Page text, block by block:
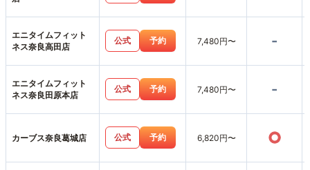
エニタイムフィット
ネス奈良高田店
公式 予約 7,480円〜 -
エニタイムフィット
ネス奈良田原本店
公式 予約 7,480円〜 -
カーブス奈良葛城店 公式 予約 6,820円〜 ○